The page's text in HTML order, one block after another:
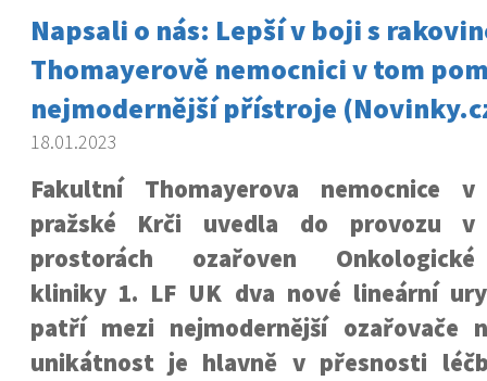
Napsali o nás: Lepší v boji s
Thomayerově nemocnici v tom
nejmodernější přístroje
18.01.2023
Fakultní Thomayerova nemocnice v
pražské Krči uvedla do provozu v
prostorách ozařoven Onkologické
kliniky 1. LF UK dva nové lineární
patří mezi nejmodernější ozařovače
unikátnost je hlavně v přesnosti